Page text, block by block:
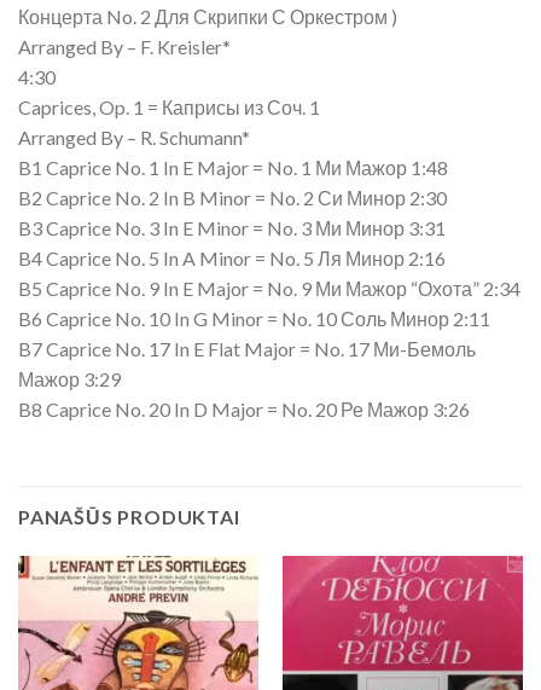
Концерта No. 2 Для Скрипки С Оркестром )
Arranged By – F. Kreisler*
4:30
Caprices, Op. 1 = Каприсы из Соч. 1
Arranged By – R. Schumann*
B1 Caprice No. 1 In E Major = No. 1 Ми Мажор 1:48
B2 Caprice No. 2 In B Minor = No. 2 Си Минор 2:30
B3 Caprice No. 3 In E Minor = No. 3 Ми Минор 3:31
B4 Caprice No. 5 In A Minor = No. 5 Ля Минор 2:16
B5 Caprice No. 9 In E Major = No. 9 Ми Мажор “Охота” 2:34
B6 Caprice No. 10 In G Minor = No. 10 Соль Минор 2:11
B7 Caprice No. 17 In E Flat Major = No. 17 Ми-Бемоль
Мажор 3:29
B8 Caprice No. 20 In D Major = No. 20 Ре Мажор 3:26
PANAŠŪS PRODUKTAI